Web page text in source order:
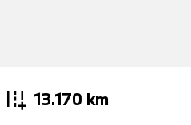
add_road 13.170 km